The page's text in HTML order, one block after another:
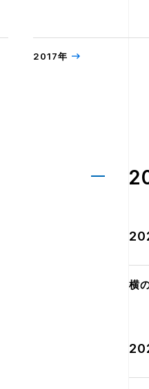
2017年
横